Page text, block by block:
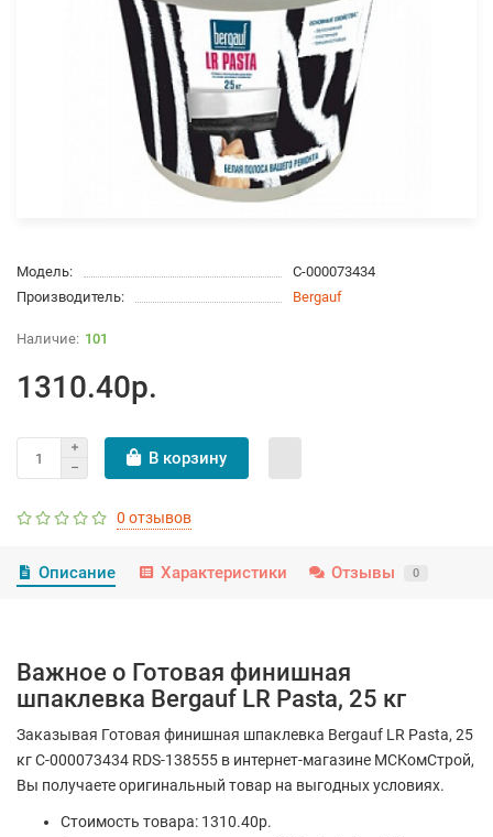
Модель:
С-000073434
Производитель:
Bergauf
101
1310.40р.
В корзину
0 отзывов
Описание Характеристики Отзывы 0
Важное о Готовая финишная
шпаклевка Bergauf LR Pasta, 25 кг
Заказывая Готовая финишная шпаклевка Bergauf LR Pasta, 25
кг С-000073434 RDS-138555 в интернет-магазине МСКомСтрой,
Вы получаете оригинальный товар на выгодных условиях.
Стоимость товара: 1310.40р.